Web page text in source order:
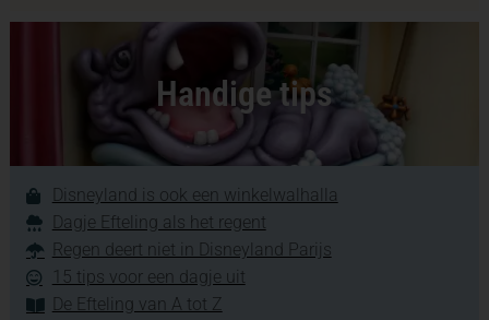
Handige tips
Disneyland is ook een winkelwalhalla
Dagje Efteling als het regent
Regen deert niet in Disneyland Parijs
15 tips voor een dagje uit
De Efteling van A tot Z